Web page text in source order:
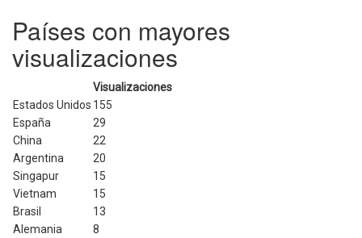
Países con mayores
visualizaciones
Visualizaciones
Estados Unidos 155
España
29
China
22
Argentina
20
Singapur
15
Vietnam
15
Brasil
13
Alemania
8